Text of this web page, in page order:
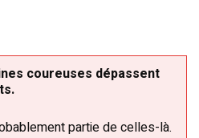
coureuses dépassent
partie de celles-là.